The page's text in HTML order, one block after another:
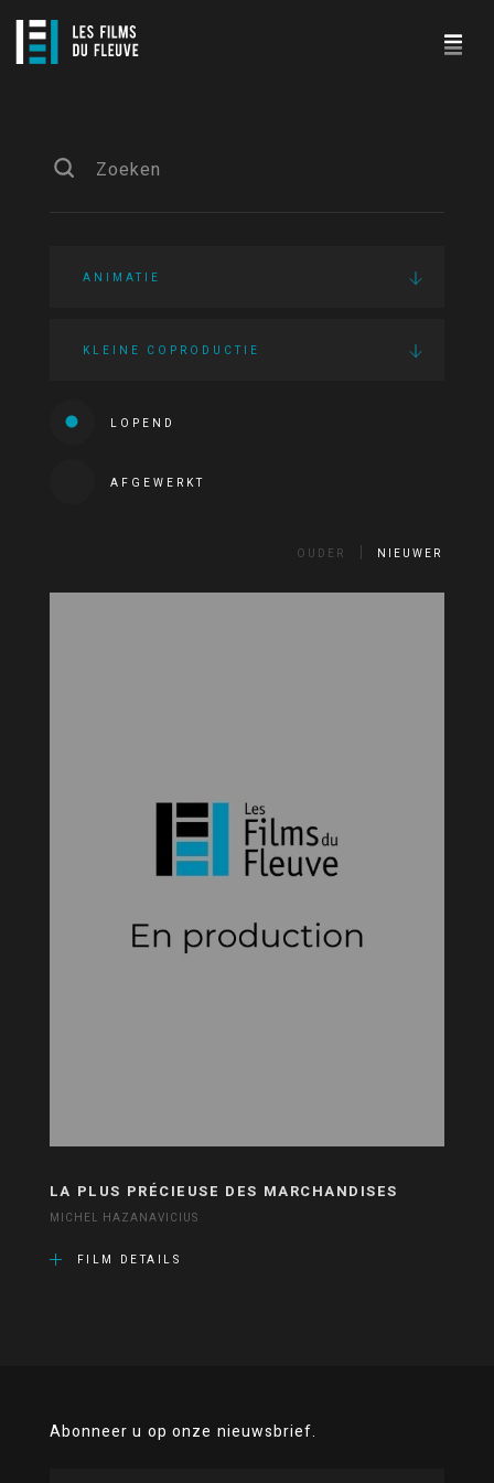
ANIMATIE
KLEINE COPRODUCTIE
LOPEND
AFGEWERKT
OUDER NIEUWER
LA PLUS PRÉCIEUSE DES MARCHANDISES
MICHEL HAZANAVICIUS
FILM DETAILS
Abonneer u op onze nieuwsbrief.